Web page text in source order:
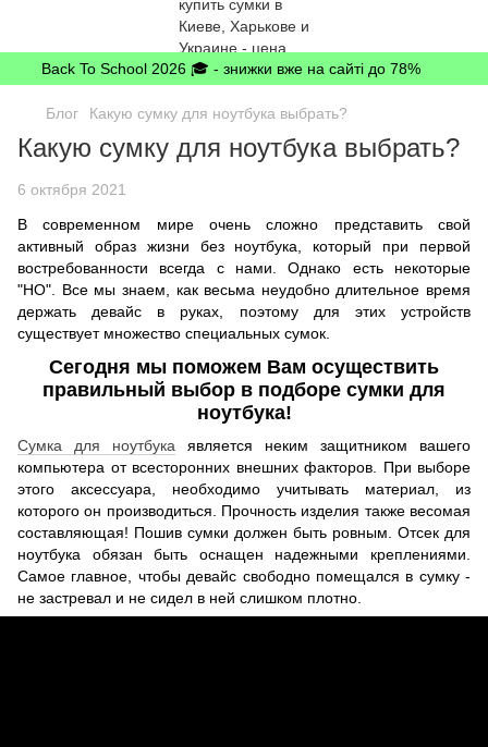
Back To School 2026 🎓 - знижки вже на сайті до 78%
Блог Какую сумку для ноутбука выбрать?
Какую сумку для ноутбука выбрать?
6 октября 2021
В современном мире очень сложно представить свой
активный образ жизни без ноутбука, который при первой
востребованности всегда с нами. Однако есть некоторые
"НО". Все мы знаем, как весьма неудобно длительное время
держать девайс в руках, поэтому для этих устройств
существует множество специальных сумок.
Сегодня мы поможем Вам осуществить
правильный выбор в подборе сумки для
ноутбука!
Сумка для ноутбука является неким защитником вашего
компьютера от всесторонних внешних факторов. При выборе
этого аксессуара, необходимо учитывать материал, из
которого он производиться. Прочность изделия также весомая
составляющая! Пошив сумки должен быть ровным. Отсек для
ноутбука обязан быть оснащен надежными креплениями.
Самое главное, чтобы девайс свободно помещался в сумку -
не застревал и не сидел в ней слишком плотно.